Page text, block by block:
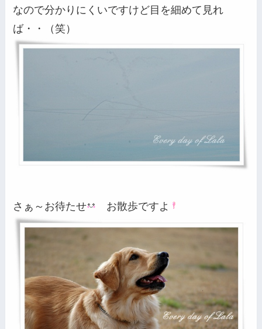
なので分かりにくいですけど目を細めて見れ
ば・・（笑）
さぁ～お待たせ お散歩ですよ